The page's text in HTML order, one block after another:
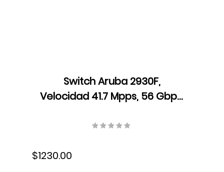
Switch Aruba 2930F,
Velocidad 41.7 Mpps, 56 Gbps,
1016 MHz, 1 GB DDR3 SDRAM,
$1230.00